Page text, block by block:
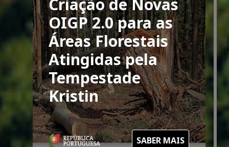
Criação de Novas
OIGP 2.0 para as
Áreas Florestais
Atingidas pela
Tempestade
Kristin
SABER MAIS